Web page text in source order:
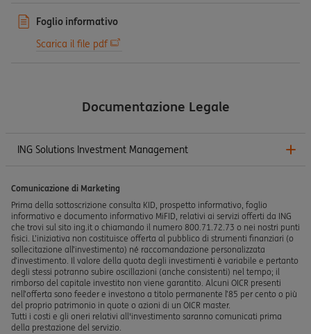
Foglio informativo
Scarica il file pdf
Documentazione Legale
ING Solutions Investment Management
Comunicazione di Marketing
Prima della sottoscrizione consulta KID, prospetto informativo, foglio
informativo e documento informativo MiFID, relativi ai servizi offerti da ING
che trovi sul sito ing.it o chiamando il numero 800.71.72.73 o nei nostri punti
fisici. L’iniziativa non costituisce offerta al pubblico di strumenti finanziari (o
sollecitazione all’investimento) né raccomandazione personalizzata
d’investimento. Il valore della quota degli investimenti è variabile e pertanto
degli stessi potranno subire oscillazioni (anche consistenti) nel tempo; il
rimborso del capitale investito non viene garantito. Alcuni OICR presenti
nell’offerta sono feeder e investono a titolo permanente l’85 per cento o più
del proprio patrimonio in quote o azioni di un OICR master.
Tutti i costi e gli oneri relativi all'investimento saranno comunicati prima
della prestazione del servizio.